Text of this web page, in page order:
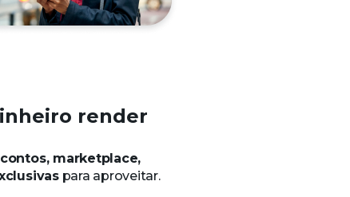
render
marketplace,
para aproveitar.